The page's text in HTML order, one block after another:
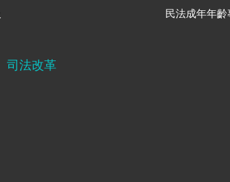
民法成年年齡
司法改革